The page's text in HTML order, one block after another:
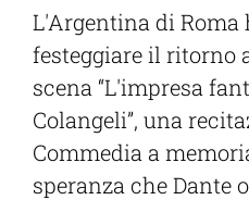
L'Argentina di Roma
festeggiare il ritorno
scena “L'impresa
Colangeli”, una
Commedia a
speranza che Dante